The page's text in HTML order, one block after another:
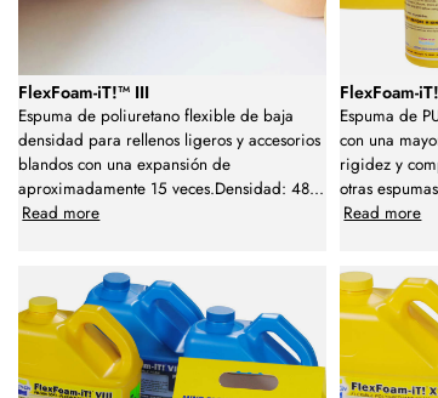
FlexFoam-iT!™ III
Espuma de poliuretano flexible de baja
densidad para rellenos ligeros y accesorios
blandos con una expansión de
aproximadamente 15 veces.Densidad: 48...
Read more
FlexFoam-
Espuma de
con una
rigidez y
otras
Read more